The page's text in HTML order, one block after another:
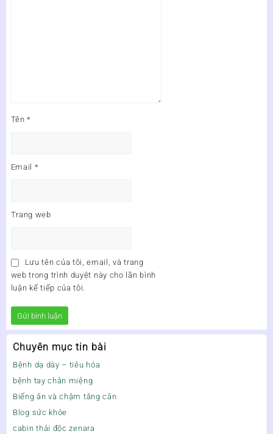
Chuyên mục tin bài
Bệnh dạ dày – tiêu hóa
bệnh tay chân miệng
Biếng ăn và chậm tăng cân
Blog sức khỏe
cabin thải độc zenara
Tên*
Email *
Trang web
Lưu tên của tôi, email, và trang
web trong trình duyệt này cho lần bình
luận kế tiếp của tôi.